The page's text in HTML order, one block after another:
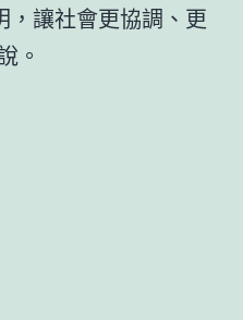
，讓社會更協調、更
。